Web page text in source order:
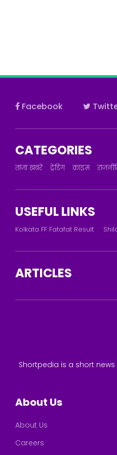
Facebook
CATEGORIES
ताज़ा ख़बरें ट्रेंडिंग क्राइम
USEFUL LINKS
Kolkata FF Fatafat Result
ARTICLES
Shortpedia is a short
About Us
About Us
Careers